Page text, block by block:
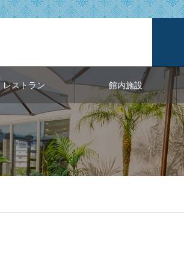
レストラン 館内施設